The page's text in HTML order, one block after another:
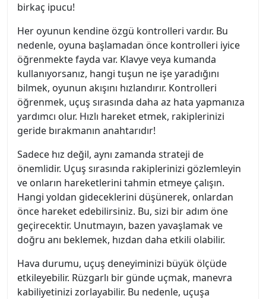
birkaç ipucu!
Her oyunun kendine özgü kontrolleri vardır. Bu
nedenle, oyuna başlamadan önce kontrolleri iyice
öğrenmekte fayda var. Klavye veya kumanda
kullanıyorsanız, hangi tuşun ne işe yaradığını
bilmek, oyunun akışını hızlandırır. Kontrolleri
öğrenmek, uçuş sırasında daha az hata yapmanıza
yardımcı olur. Hızlı hareket etmek, rakiplerinizi
geride bırakmanın anahtarıdır!
Sadece hız değil, aynı zamanda strateji de
önemlidir. Uçuş sırasında rakiplerinizi gözlemleyin
ve onların hareketlerini tahmin etmeye çalışın.
Hangi yoldan gideceklerini düşünerek, onlardan
önce hareket edebilirsiniz. Bu, sizi bir adım öne
geçirecektir. Unutmayın, bazen yavaşlamak ve
doğru anı beklemek, hızdan daha etkili olabilir.
Hava durumu, uçuş deneyiminizi büyük ölçüde
etkileyebilir. Rüzgarlı bir günde uçmak, manevra
kabiliyetinizi zorlayabilir. Bu nedenle, uçuşa